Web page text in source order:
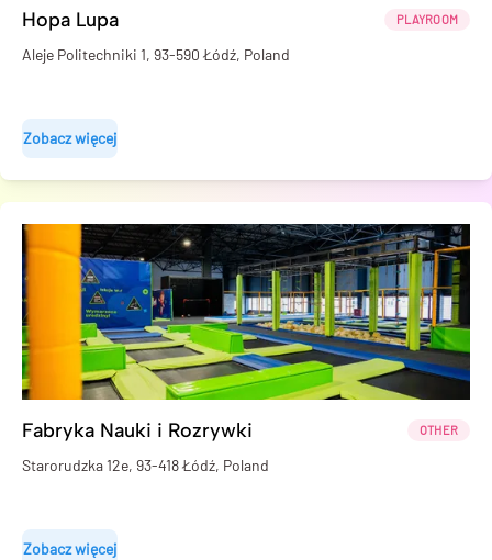
Hopa Lupa PLAYROOM
Aleje Politechniki 1, 93-590 Łódź, Poland
Zobacz więcej
Fabryka Nauki i Rozrywki OTHER
Starorudzka 12e, 93-418 Łódź, Poland
Zobacz więcej